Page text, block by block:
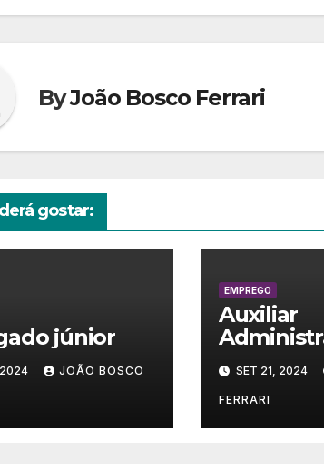
ByJoão Bosco Ferrari
gostar:
júnior
JOÃO BOSCO
EMPREGO
Auxiliar
SET 21, 2024
FERRARI